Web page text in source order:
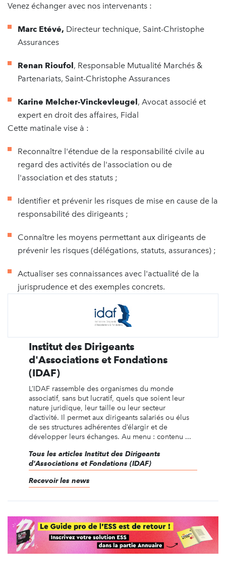
Venez échanger avec nos intervenants :
Marc Etévé, Directeur technique, Saint-Christophe
Assurances
Renan Rioufol , Responsable Mutualité Marchés &
Partenariats, Saint-Christophe Assurances
Karine Melcher-Vinckevleugel , Avocat associé et
expert en droit des affaires, Fidal
Cette matinale vise à :
Reconnaître l'étendue de la responsabilité civile au
regard des activités de l'association ou de
l'association et des statuts ;
Identifier et prévenir les risques de mise en cause de la
responsabilité des dirigeants ;
Connaître les moyens permettant aux dirigeants de
prévenir les risques (délégations, statuts, assurances) ;
Actualiser ses connaissances avec l'actualité de la
jurisprudence et des exemples concrets.
Institut des Dirigeants
d'Associations et Fondations
(IDAF)
L’IDAF rassemble des organismes du monde
associatif, sans but lucratif, quels que soient leur
nature juridique, leur taille ou leur secteur
d’activité. Il permet aux dirigeants salariés ou élus
de ses structures adhérentes d’élargir et de
développer leurs échanges. Au menu : contenu ...
Tous les articles Institut des Dirigeants
d'Associations et Fondations (IDAF)
Recevoir les news